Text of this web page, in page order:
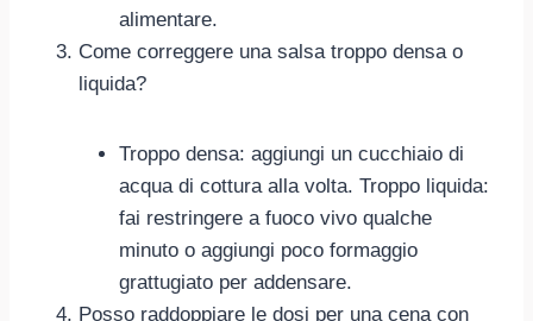
alimentare.
Come correggere una salsa troppo densa o
liquida?
Troppo densa: aggiungi un cucchiaio di
acqua di cottura alla volta. Troppo liquida:
fai restringere a fuoco vivo qualche
minuto o aggiungi poco formaggio
grattugiato per addensare.
Posso raddoppiare le dosi per una cena con